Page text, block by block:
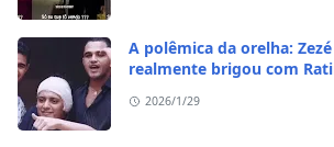
A polêmica da orelha:
realmente brigou com
2026/1/29